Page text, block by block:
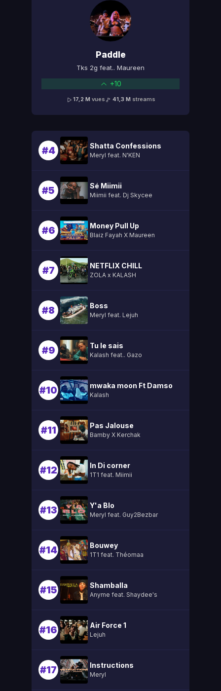
Paddle
Tks 2g feat.. Maureen
+10
17,2 M vues 41,3 M streams
#4 Shatta Confessions
Meryl feat. N'KEN
#5 Sé Miimii
Miimii feat. Dj Skycee
#6 Money Pull Up
Blaiz Fayah X Maureen
#7 NETFLIX CHILL
ZOLA x KALASH
#8 Boss
Meryl feat. Lejuh
#9 Tu le sais
Kalash feat.. Gazo
#10 mwaka moon Ft Damso
Kalash
#11 Pas Jalouse
Bamby X Kerchak
#12 In Di corner
1T1 feat. Miimii
#13 Y'a Blo
Meryl feat. Guy2Bezbar
#14 Bouwey
1T1 feat. Théomaa
#15 Shamballa
Anyme feat. Shaydee's
#16 Air Force 1
Lejuh
#17 Instructions
Meryl